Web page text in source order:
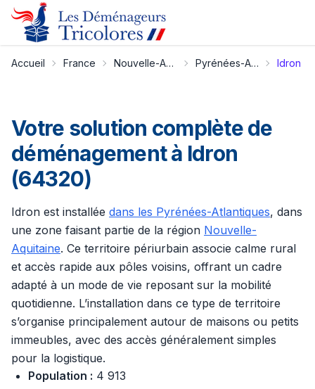
Accueil France Nouvelle-Aquitaine Pyrénées-Atlantiques Idron
Votre solution complète de
déménagement à Idron
(64320)
Idron est installée dans les Pyrénées-Atlantiques, dans
une zone faisant partie de la région Nouvelle-
Aquitaine. Ce territoire périurbain associe calme rural
et accès rapide aux pôles voisins, offrant un cadre
adapté à un mode de vie reposant sur la mobilité
quotidienne. L’installation dans ce type de territoire
s’organise principalement autour de maisons ou petits
immeubles, avec des accès généralement simples
pour la logistique.
Population : 4 913